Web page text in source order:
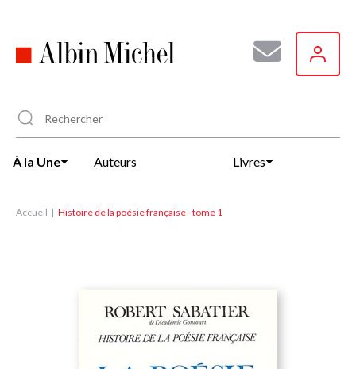
principal
À la Une Auteurs Livres
Accueil Histoire de la poésie française - tome 1